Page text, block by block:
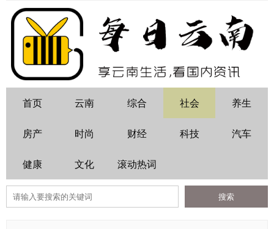
首页 云南 综合 社会 养生
房产 时尚 财经 科技 汽车
健康 文化 滚动热词